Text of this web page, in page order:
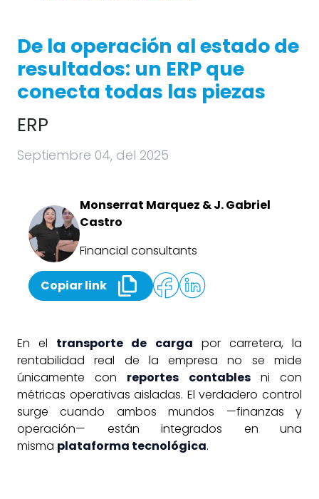
De la operación al estado de
resultados: un ERP que
conecta todas las piezas
ERP
Septiembre 04, del 2025
Monserrat Marquez & J. Gabriel
Castro
Financial consultants
Copiar link
En el transporte de carga por carretera, la
rentabilidad real de la empresa no se mide
únicamente con reportes contablesni con
métricas operativas aisladas. El verdadero control
surge cuando ambos mundos —finanzas y
operación— están integrados en una
misma plataforma tecnológica.